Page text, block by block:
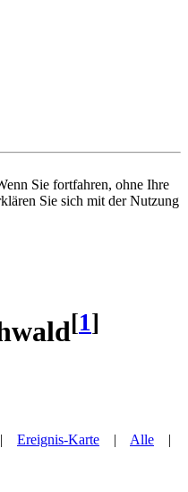
Sie fortfahren, ohne Ihre
Sie sich mit der Nutzung
[1]
Ereignis-Karte | Alle |